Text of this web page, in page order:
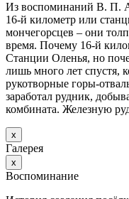
Из воспоминаний В. П.
16-й километр или
мончегорсцев – они
время. Почему 16-й
Станции Оленья, но
лишь много лет спустя,
рукотворные горы-
заработал рудник,
комбината. Железную
х
Галерея
х
Воспоминание